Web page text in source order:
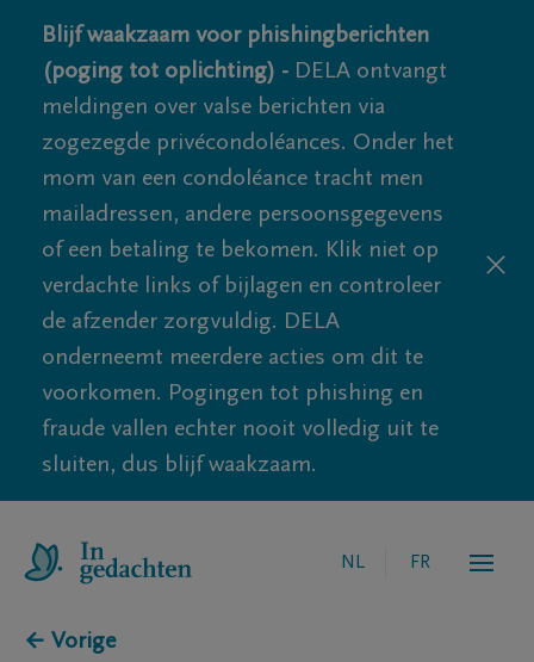
Blijf waakzaam voor phishingberichten
(poging tot oplichting) - DELA ontvangt
meldingen over valse berichten via
zogezegde privécondoléances. Onder het
mom van een condoléance tracht men
mailadressen, andere persoonsgegevens
of een betaling te bekomen. Klik niet op
verdachte links of bijlagen en controleer
de afzender zorgvuldig. DELA
onderneemt meerdere acties om dit te
voorkomen. Pogingen tot phishing en
fraude vallen echter nooit volledig uit te
sluiten, dus blijf waakzaam.
NL FR
← Vorige